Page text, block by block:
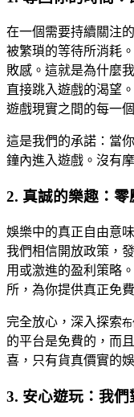
在一個需要持續關注
被繁瑣的等待所消耗
敗感。這就是為什麼
直接跳入遊戲的渴望
遊戲現實之間的每一
這是我們的承諾：當
鐘內進入遊戲。沒有
2. 真誠的樂趣：零
娛樂中的真正自由意
我們相信開放政策，
用或激進的盈利策略
所，為你提供真正免
完全放心，深入探索
的平台是免費的，而
喜，只有貨真價實的
3. 安心遊玩：我